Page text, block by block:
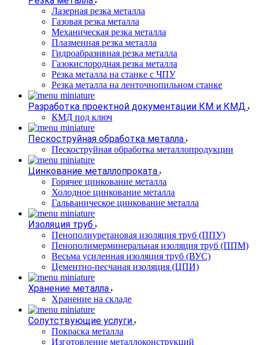
Лазерная резка металла
Газовая резка металла
Механическая резка металла
Плазменная резка металла
Гидроабразивная резка металла
Газокислородная резка металла
Резка металла на станке с ЧПУ
Резка металла на ленточнопильном станке
Разработка проектной документации КМ и КМД
КМД под ключ
Пескоструйная обработка металла
Пескоструйная обработка металлопродукции
Цинкование металлопроката
Горячее цинкование металла
Холодное цинкование металла
Гальваническое цинкование металла
Изоляция труб
Пенополиуретановая изоляция труб (ППУ)
Пенополимерминеральная изоляция труб (ППМ)
Весьма усиленная изоляция труб (ВУС)
Цементно-песчаная изоляция (ЦПИ)
Хранение металла
Хранение на складе
Сопутствующие услуги
Покраска металла
Изготовление металлоконструкций